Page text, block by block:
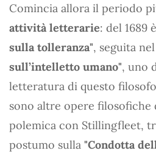
Comincia allora il periodo
attività letterarie: del 1689
sulla tolleranza", seguita
sull’intelletto umano", uno
letteratura di questo
sono altre opere filosofiche
polemica con Stillingfleet,
postumo sulla "Condotta